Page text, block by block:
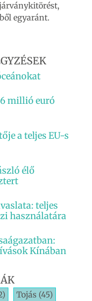
egyaránt.
millió euró
a teljes EU-s
élő
teljes
használatára
Kínában
Tojás (45)